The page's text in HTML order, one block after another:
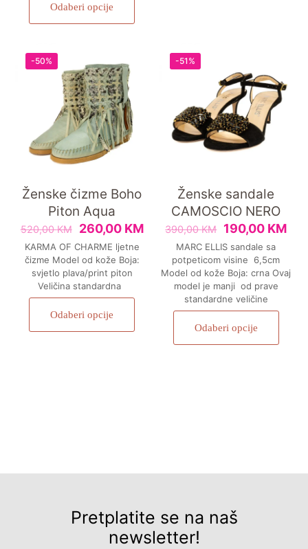
Odaberi opcije
-50%
Ženske čizme Boho
Piton Aqua
520,00KM 260,00 KM
KARMA OF CHARME ljetne
čizme Model od kože Boja:
svjetlo plava/print piton
Veličina standardna
Odaberi opcije
-51%
Ženske sandale
CAMOSCIO NERO
390,00KM 190,00 KM
MARC ELLIS sandale sa
potpeticom visine 6,5cm
Model od kože Boja: crna Ovaj
model je manji od prave
standardne veličine
Odaberi opcije
Pretplatite se na naš
newsletter!